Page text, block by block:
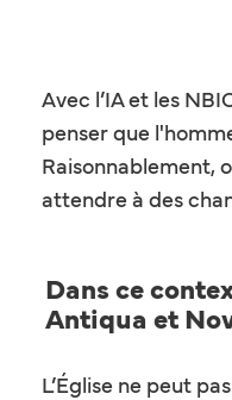
Avec l’IA et les
penser que
Raisonnablement,
attendre à des
Dans ce
Antiqua et
L’Église ne peut